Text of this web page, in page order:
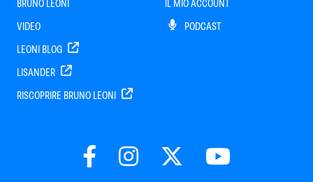
BRUNO LEONI
VIDEO
LEONI BLOG
LISANDER
RISCOPRIRE BRUNO LEONI
IL MIO ACCOUNT
PODCAST